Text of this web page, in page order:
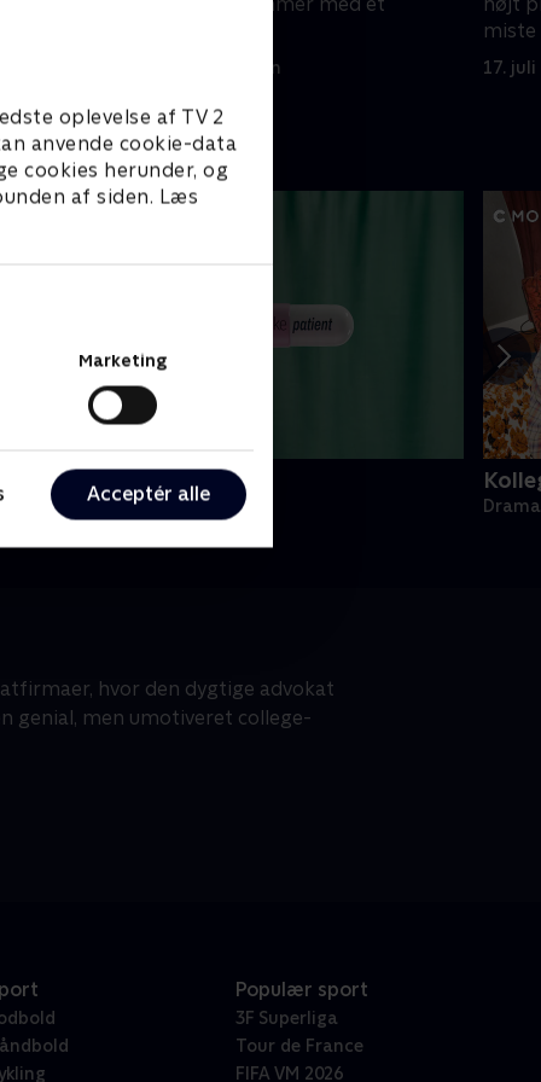
oplevelse af TV 2
anvende cookie-data
cookies herunder, og
af siden. Læs
Marketing
Acceptér alle
17. juli 2025 • 41 min
miste
17. juli
Fake Patient
• 1 sæsoner
hvor den dygtige advokat
genial, men umotiveret college-
Populær sport
3F Superliga
Tour de France
FIFA VM 2026